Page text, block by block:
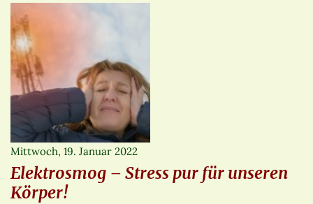
Mittwoch, 19. Januar 2022
Elektrosmog – Stress pur für unseren
Körper!